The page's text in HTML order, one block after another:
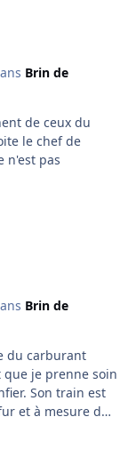
Brin de
de ceux du
n'est pas
Brin de
du carburant
je prenne soin
est
et à mesure de